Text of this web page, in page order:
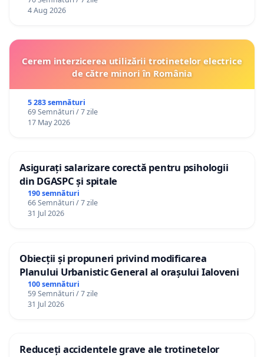
4 Aug 2026
Cerem interzicerea utilizării trotinetelor electrice
de către minori în România
5 283 semnături
69 Semnături / 7 zile
17 May 2026
Asigurați salarizare corectă pentru psihologii
din DGASPC și spitale
190 semnături
66 Semnături / 7 zile
31 Jul 2026
Obiecții și propuneri privind modificarea
Planului Urbanistic General al orașului Ialoveni
100 semnături
59 Semnături / 7 zile
31 Jul 2026
Reduceți accidentele grave ale trotinetelor